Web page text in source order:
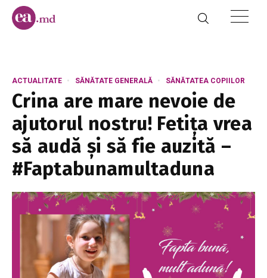
ACTUALITATE SĂNĂTATE GENERALĂ SĂNĂTATEA COPIILOR
Crina are mare nevoie de
ajutorul nostru! Fetița vrea
să audă și să fie auzită –
#Faptabunamultaduna